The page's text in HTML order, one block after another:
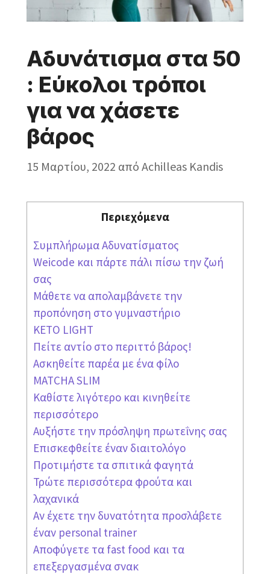
Αδυνάτισμα στα 50
: Εύκολοι τρόποι
για να χάσετε
βάρος
15 Μαρτίου, 2022 από Achilleas Kandis
Περιεχόμενα
Συμπλήρωμα Αδυνατίσματος
Weicode και πάρτε πάλι πίσω την ζωή
σας
Μάθετε να απολαμβάνετε την
προπόνηση στο γυμναστήριο
KETO LIGHT
Πείτε αντίο στο περιττό βάρος!
Ασκηθείτε παρέα με ένα φίλο
MATCHA SLIM
Καθίστε λιγότερο και κινηθείτε
περισσότερο
Αυξήστε την πρόσληψη πρωτεΐνης σας
Επισκεφθείτε έναν διαιτολόγο
Προτιμήστε τα σπιτικά φαγητά
Τρώτε περισσότερα φρούτα και
λαχανικά
Αν έχετε την δυνατότητα προσλάβετε
έναν personal trainer
Αποφύγετε τα fast food και τα
επεξεργασμένα σνακ